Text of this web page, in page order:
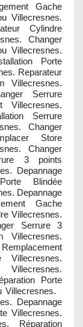
Gache
Villecresnes.
Cylindre
Changer
Villecresnes.
Porte
Reparateur
Villecresnes.
Serrure
Villecresnes.
Serrure
Changer
Store
Changer
3 points
Depannage
Blindée
Depannage
Gache
Villecresnes.
Serrure 3
Villecresnes.
Villecresnes.
Porte
Villecresnes.
Depannage
Villecresnes.
Réparation